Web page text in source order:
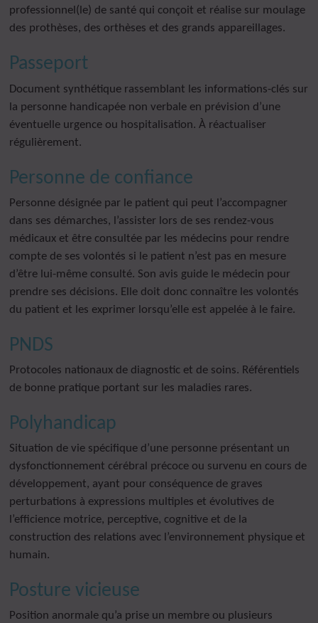
professionnel(le) de santé qui conçoit et réalise sur moulage
des prothèses, des orthèses et des grands appareillages.
Passeport
Document synthétique rassemblant les informations-clés sur
la personne handicapée non verbale en prévision d’une
éventuelle urgence ou hospitalisation. À réactualiser
régulièrement.
Personne de confiance
Personne désignée par le patient qui peut l’accompagner
dans ses démarches, l’assister lors de ses rendez-vous
médicaux et être consultée par les médecins pour rendre
compte de ses volontés si le patient n’est pas en mesure
d’être lui-même consulté. Son avis guide le médecin pour
prendre ses décisions. Elle doit donc connaître les volontés
du patient et les exprimer lorsqu’elle est appelée à le faire.
PNDS
Protocoles nationaux de diagnostic et de soins. Référentiels
de bonne pratique portant sur les maladies rares.
Polyhandicap
Situation de vie spécifique d’une personne présentant un
dysfonctionnement cérébral précoce ou survenu en cours de
développement, ayant pour conséquence de graves
perturbations à expressions multiples et évolutives de
l’efficience motrice, perceptive, cognitive et de la
construction des relations avec l’environnement physique et
humain.
Posture vicieuse
Position anormale qu’a prise un membre ou plusieurs